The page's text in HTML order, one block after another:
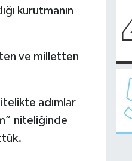
kurutmanın
ve milletten
adımlar
niteliğinde